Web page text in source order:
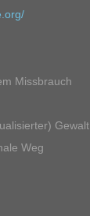
Missbrauch
Gewalt
Weg